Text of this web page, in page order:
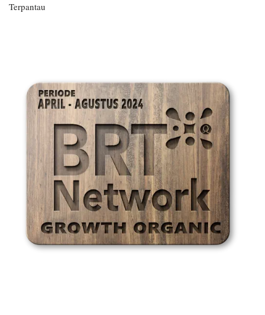
Terpantau